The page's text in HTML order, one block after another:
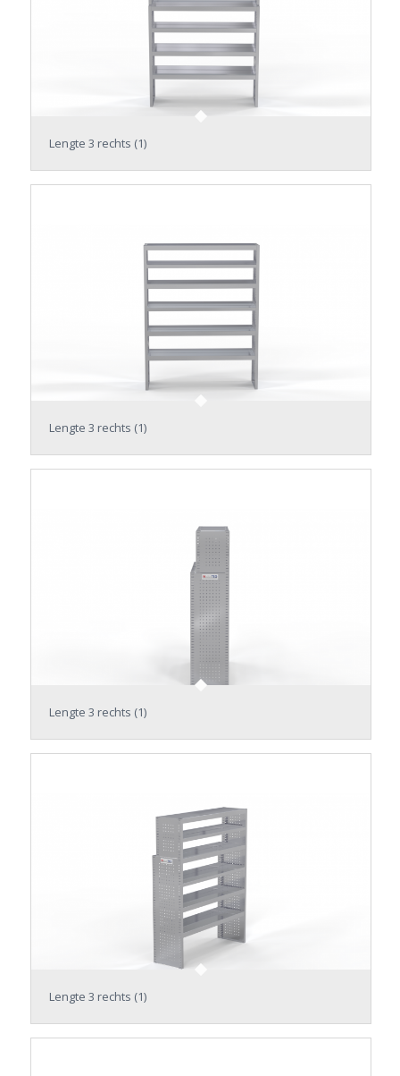
Lengte 3 rechts (1)
Lengte 3 rechts (1)
Lengte 3 rechts (1)
Lengte 3 rechts (1)